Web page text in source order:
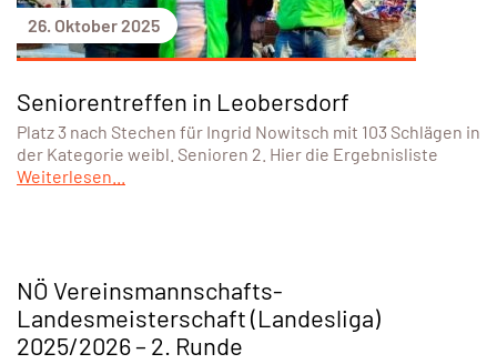
26. Oktober 2025
Seniorentreffen in Leobersdorf
Platz 3 nach Stechen für Ingrid Nowitsch mit 103 Schlägen in
der Kategorie weibl. Senioren 2. Hier die Ergebnisliste
Weiterlesen...
NÖ Vereinsmannschafts-
Landesmeisterschaft (Landesliga)
2025/2026 – 2. Runde